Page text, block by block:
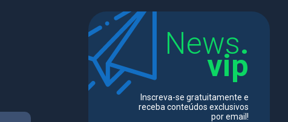
News.
vip
Inscreva-se gratuitamente e
receba conteúdos exclusivos
por email!